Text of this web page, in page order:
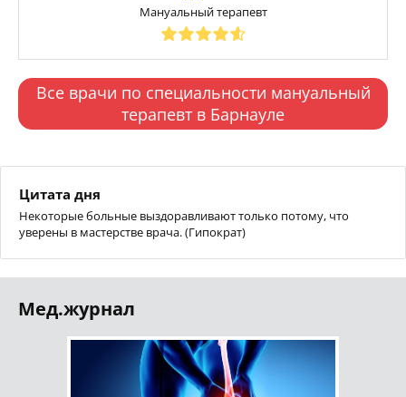
Мануальный терапевт
Все врачи по специальности мануальный
терапевт в Барнауле
Цитата дня
Некоторые больные выздоравливают только потому, что
уверены в мастерстве врача. (Гипократ)
Мед.журнал